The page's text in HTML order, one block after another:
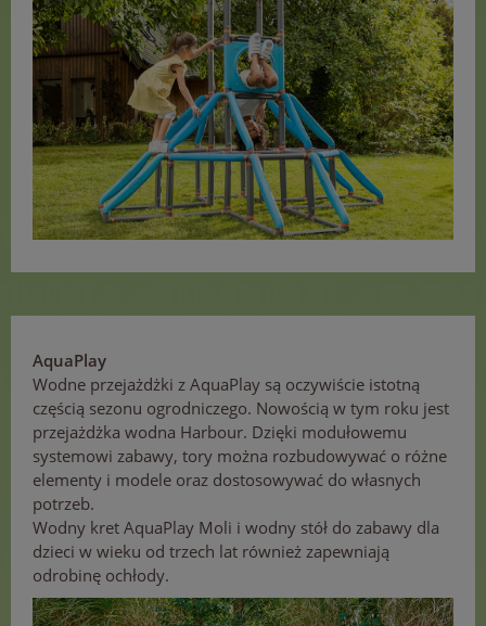
AquaPlay
Wodne przejażdżki z AquaPlay są oczywiście istotną
częścią sezonu ogrodniczego. Nowością w tym roku jest
przejażdżka wodna Harbour. Dzięki modułowemu
systemowi zabawy, tory można rozbudowywać o różne
elementy i modele oraz dostosowywać do własnych
potrzeb.
Wodny kret AquaPlay Moli i wodny stół do zabawy dla
dzieci w wieku od trzech lat również zapewniają
odrobinę ochłody.